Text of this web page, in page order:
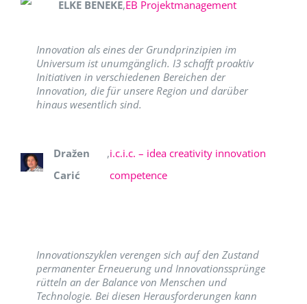
ELKE BENEKE,EB Projektmanagement
Innovation als eines der Grundprinzipien im
Universum ist unumgänglich. I3 schafft proaktiv
Initiativen in verschiedenen Bereichen der
Innovation, die für unsere Region und darüber
hinaus wesentlich sind.
Dražen
Carić
,i.c.i.c. – idea creativity innovation
competence
Innovationszyklen verengen sich auf den Zustand
permanenter Erneuerung und Innovationssprünge
rütteln an der Balance von Menschen und
Technologie. Bei diesen Herausforderungen kann